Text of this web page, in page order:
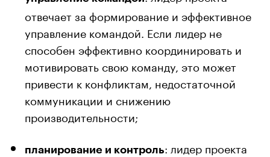
отвечает за формирование и эффективное
управление командой. Если лидер не
способен эффективно координировать и
мотивировать свою команду, это может
привести к конфликтам, недостаточной
коммуникации и снижению
производительности;
планирование и контроль: лидер проекта